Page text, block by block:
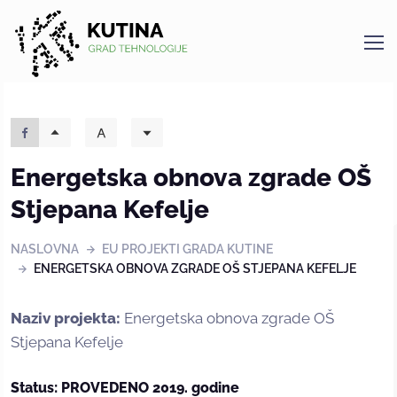
Kutina
Energetska obnova zgrade OŠ
Stjepana Kefelje
NASLOVNA
EU PROJEKTI GRADA KUTINE
ENERGETSKA OBNOVA ZGRADE OŠ STJEPANA KEFELJE
Naziv projekta: Energetska obnova zgrade OŠ
Stjepana Kefelje
Status: PROVEDENO 2019. godine